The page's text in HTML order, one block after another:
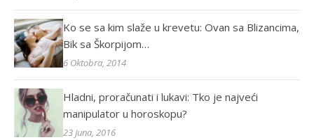
Ko se sa kim slaže u krevetu: Ovan sa Blizancima,
Bik sa Škorpijom…
6 Oktobra, 2014
Hladni, proračunati i lukavi: Tko je najveći
manipulator u horoskopu?
23 Juna, 2016